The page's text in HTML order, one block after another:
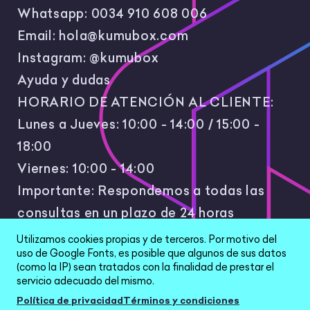
Whatsapp: 0034 910 608 006
Email: hola@kumubox.com
Instagram: @kumubox
Ayuda y dudas
HORARIO DE ATENCIÓN AL CLIENTE:
Lunes a Jueves: 10:00 - 14:00 / 15:00 -
18:00
Viernes: 10:00 - 14:00
Importante: Respondemos a todas las
consultas en un plazo de 24 horas
laborales.
Utilizamos cookies propias y de terceros. Por motivo del
uso de Google Fonts, es posible que algunos de sus datos
(como la IP) sean tratados con la finalidad de prestar el
servicio adecuado del mismo.
Política de privacidadTérminos y condiciones